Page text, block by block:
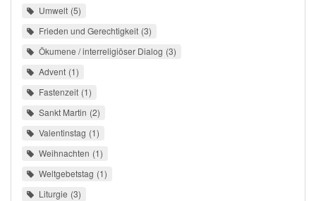
Umwelt 5
Frieden und Gerechtigkeit 3
Ökumene / interreligiöser Dialog 3
Advent 1
Fastenzeit 1
Sankt Martin 2
Valentinstag 1
Weihnachten 1
Weltgebetstag 1
Liturgie 3